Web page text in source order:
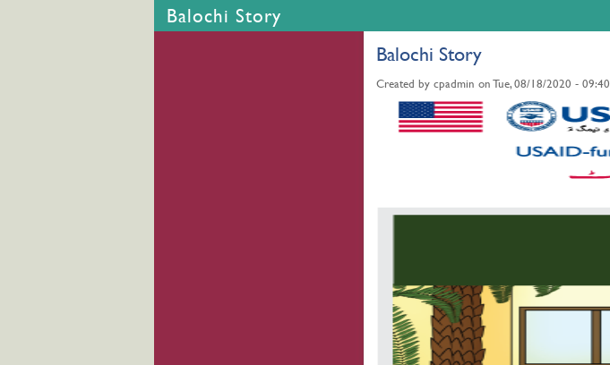
Balochi Story
Balochi Story
Created by cpadmin onTue, 08/18/2020 - 09:40